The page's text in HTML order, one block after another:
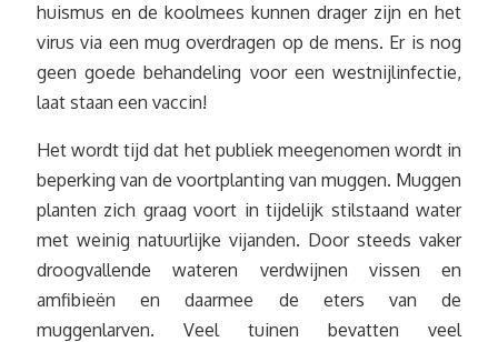
huismus en de koolmees kunnen drager zijn en het
virus via een mug overdragen op de mens. Er is nog
geen goede behandeling voor een westnijlinfectie,
laat staan een vaccin!
Het wordt tijd dat het publiek meegenomen wordt in
beperking van de voortplanting van muggen. Muggen
planten zich graag voort in tijdelijk stilstaand water
met weinig natuurlijke vijanden. Door steeds vaker
droogvallende wateren verdwijnen vissen en
amfibieën en daarmee de eters van de
muggenlarven. Veel tuinen bevatten veel